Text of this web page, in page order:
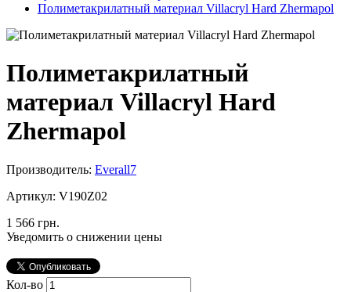
Полиметакрилатный материал Villacryl Hard Zhermapol
Полиметакрилатный
материал Villacryl Hard
Zhermapol
Производитель: Everall7
Артикул: V190Z02
1 566 грн.
Уведомить о снижении цены
Кол-во